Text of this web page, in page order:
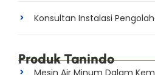
Konsultan Instalasi
Produk Tanindo